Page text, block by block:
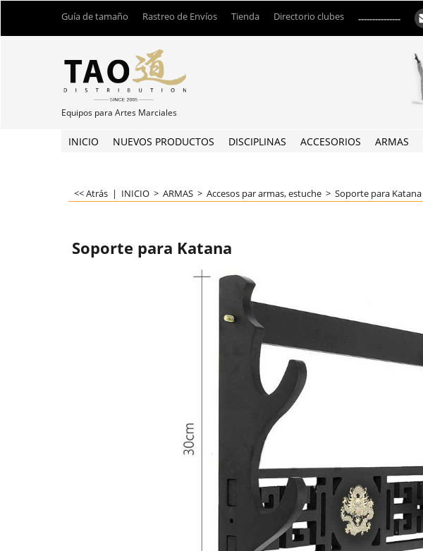
Guía de tamaño Rastreo de Envíos Tienda Directorio clubes ---------------
Equipos para Artes Marciales
INICIO NUEVOS PRODUCTOS DISCIPLINAS ACCESORIOS ARMAS
<< Atrás | INICIO > ARMAS > Accesos par armas, estuche > Soporte para Katana
Soporte para Katana